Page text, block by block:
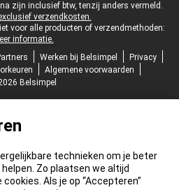
zijn inclusief btw, tenzij anders vermeld.
verzendkosten.
voor alle producten of verzendmethoden:
informatie.
Werken bij Belsimpel
Privacy
Algemene voorwaarden
Belsimpel
technieken om je beter
Zo plaatsen we altijd
Als je op “Accepteren”